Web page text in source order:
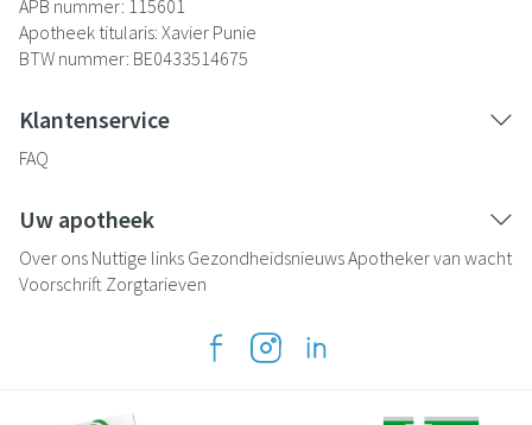
APB nummer: 115601
Apotheek titularis: Xavier Punie
BTW nummer: BE0433514675
Klantenservice
FAQ
Uw apotheek
Over ons Nuttige links GezondheidsnieuwsApotheker van wacht
Voorschrift Zorgtarieven